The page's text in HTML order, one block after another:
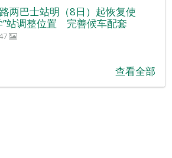
两巴士站明（8日）起恢复使
站调整位置 完善候车配套
查看全部